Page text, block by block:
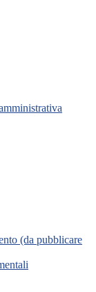
(da pubblicare